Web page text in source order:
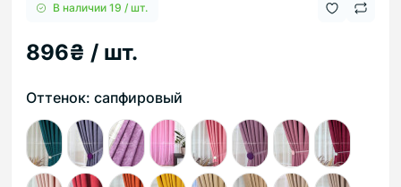
В наличии 19 / шт.
896₴ / шт.
Оттенок: сапфировый